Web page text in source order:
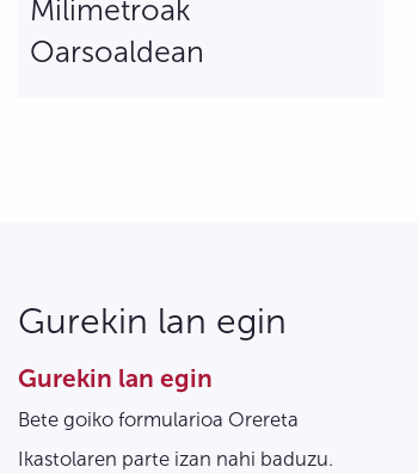
Milimetroak
Oarsoaldean
Gurekin lan egin
Gurekin lan egin
Bete goiko formularioa Orereta
Ikastolaren parte izan nahi baduzu.